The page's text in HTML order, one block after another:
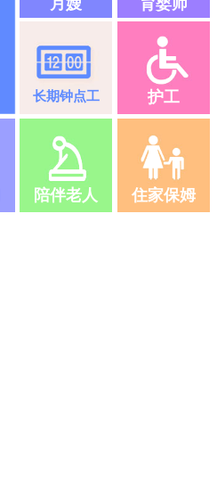
育婴师
长期钟点工 护工
陪伴老人 住家保姆